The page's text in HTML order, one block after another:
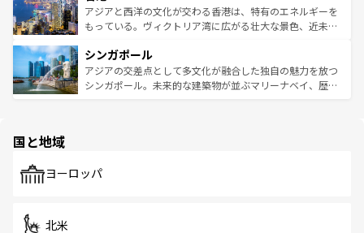
ひ現地で味わいたい。どの地域を訪れてもあたたかい人々
が旅行者を迎えてくれるので、きっと忘れられない旅にな
参照してほしい。
帯で自然と触れ合い、南部ではプーケットやクラビの美し
いビーチでリゾート気分を楽しむことができる。タイ料理
激する。気候は一年中温暖で、どの季節にも異なる楽しみ
が待っている。親しみやすいタイの人々、仏教を中心とし
た文化、そして多様な観光資源が、訪れる旅人を魅了し続
アジアと西洋の文化が交わる香港は、特有のエネルギーを
もっている。ヴィクトリア湾に広がる壮大な景色、近未来
み、どこを訪れても感動するはず。観光スポットが密集し
ており、効率よく見どころを回れるのも魅力。息をのむよ
うな絶景から文化的な体験まで、香港を存分に楽しみ尽く
シンガポール
アジアの交差点として多文化が融合した独自の魅力を放つ
シンガポール。未来的な建築物が並ぶマリーナベイ、歴史
で、ホーカーズは地元の風情を楽しめる外せないスポット
国と地域
ヨーロッパ
北米